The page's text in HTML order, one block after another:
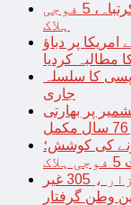
امریکی جنگی طیارہ بحیرہ روم میں گر کرتباہ، 5 فوجی
ہلاک
پر دباؤ
مطالبہ کردیا
کا سلسلہ
جاری
پر بھارتی
کی کوشش؛
سعودی عرب ، ایک ہفتے کے دوران 17 ہزار ، 305 غیر
وطن گرفتار